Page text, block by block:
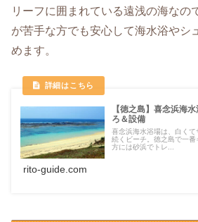
リーフに囲まれている遠浅の海なの
が苦手な方でも安心して海水浴やシ
めます。
【徳之島】喜念浜海
ろ＆設備
喜念浜海水浴場は、白く
続くビーチ。徳之島で一
方には砂浜でトレ...
rito-guide.com